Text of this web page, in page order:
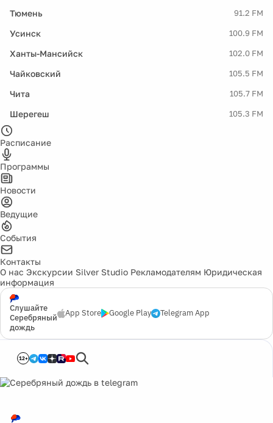
Тюмень 91.2 FM
Усинск 100.9 FM
Ханты-Мансийск 102.0 FM
Чайковский 105.5 FM
Чита 105.7 FM
Шерегеш 105.3 FM
Расписание
Программы
Новости
Ведущие
События
Контакты
О нас Экскурсии Silver Studio Рекламодателям Юридическая
информация
Слушайте
Серебряный
дождь
App Store Google Play Telegram App
12+